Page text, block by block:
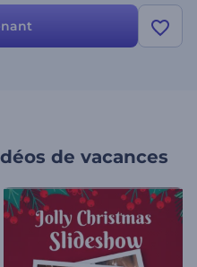
de vacances